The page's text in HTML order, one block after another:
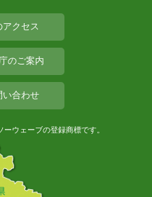
アクセス
のご案内
い合わせ
ーウェーブの登録商標です。